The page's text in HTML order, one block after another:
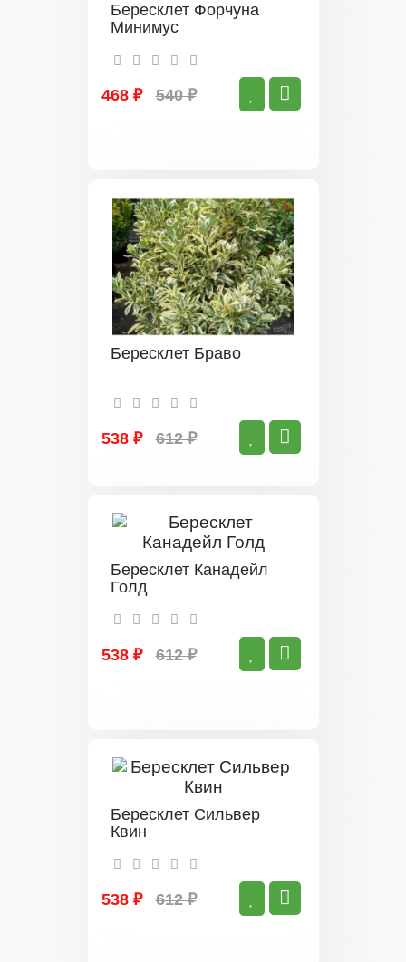
Бересклет Форчуна
Минимус
468 ₽ 540 ₽
Бересклет Браво
538 ₽ 612 ₽
Бересклет Канадейл
Голд
538 ₽ 612 ₽
Бересклет Сильвер
Квин
538 ₽ 612 ₽